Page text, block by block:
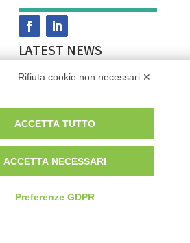
LATEST NEWS
La prevenzione dell’ipertensione in montagna:
Health
A tu per tu con l’autore: il racconto di Ferite
Rifiuta cookie non necessari ✕
ACCETTA TUTTO
ACCETTA NECESSARI
Preferenze GDPR